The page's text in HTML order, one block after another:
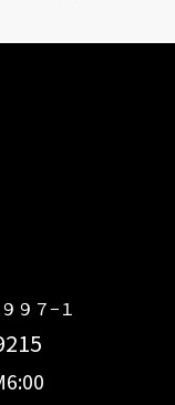
９７−１